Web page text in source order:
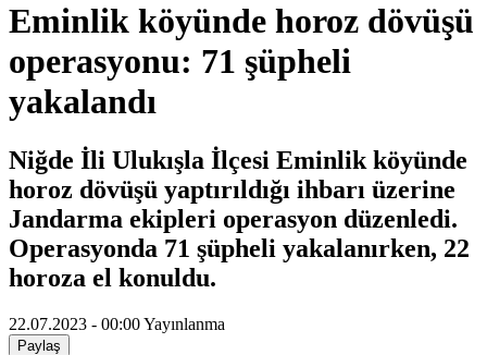
Eminlik köyünde horoz dövüşü
operasyonu: 71 şüpheli
yakalandı
Niğde İli Ulukışla İlçesi Eminlik köyünde
horoz dövüşü yaptırıldığı ihbarı üzerine
Jandarma ekipleri operasyon düzenledi.
Operasyonda 71 şüpheli yakalanırken, 22
horoza el konuldu.
22.07.2023 - 00:00Yayınlanma
Paylaş